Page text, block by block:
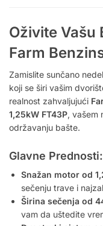
Oživite Vašu
Farm
Zamislite sunčano
koji se širi vašim
realnost zahvaljujući
1,25kW FT43P, vašem
održavanju bašte.
Glavne Prednosti:
Snažan motor od
sečenju trave i
Širina sečenja od
vam da uštedite